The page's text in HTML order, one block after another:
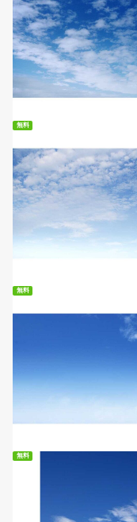
無料ダウンロード
無料
無料ダウンロード
無料
無料